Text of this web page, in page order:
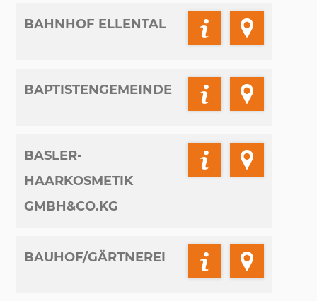
BAHNHOF ELLENTAL
BAPTISTENGEMEINDE
BASLER-
HAARKOSMETIK
GMBH&CO.KG
BAUHOF/GÄRTNEREI